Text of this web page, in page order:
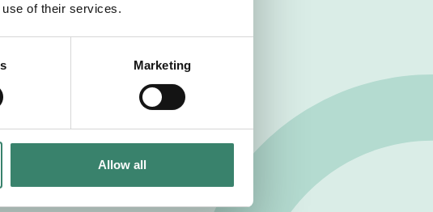
use of their services.
Marketing
Allow all